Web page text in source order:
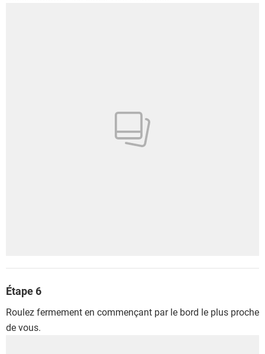
Étape 6
Roulez fermement en commençant par le bord le plus proche
de vous.